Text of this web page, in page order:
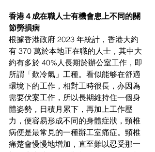
香港４成在職人士有機會患上不同的關
節勞損病
根據香港政府 2023 年統計，香港大約
有 370 萬於本地正在職的人士，其中大
約有多於 40%人長期於辦公室工作，即
所謂「歎冷氣」工種。看似能够在舒適
環境下的工作，相對工時很長，亦因為
需要伏案工作，所以長期維持住一個身
體姿勢，日積月累下，再加上工作壓
力，便容易形成不同的身體症狀，頸椎
病便是最常見的一種辦工室痛症。頸椎
痛楚會慢慢地增加，直至難以忍受那一